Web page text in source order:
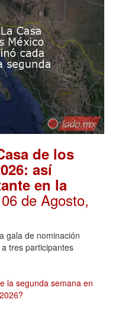
de los
así
en la
de Agosto,
gala de nominación
tres participantes